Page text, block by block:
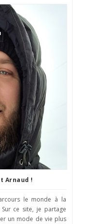
Arnaud !
le monde à la
ce site, je partage
un mode de vie plus